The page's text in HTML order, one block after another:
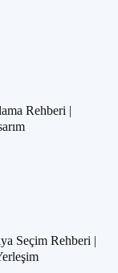
Rehberi |
Seçim Rehberi |